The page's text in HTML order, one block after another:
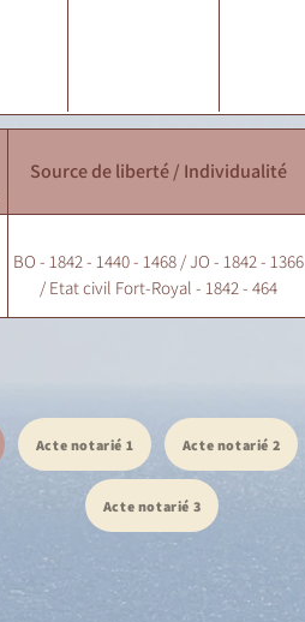
Source de liberté / Individualité
BO - 1842 - 1440 - 1468 / JO - 1842 - 1366
/ Etat civil Fort-Royal - 1842 - 464
Acte notarié 1 Acte notarié 2
Acte notarié 3